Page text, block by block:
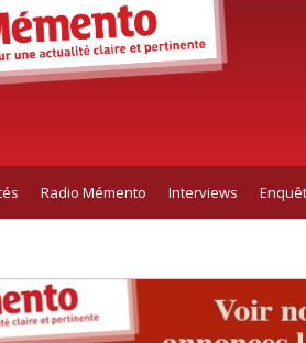
Radio Mémento Interviews